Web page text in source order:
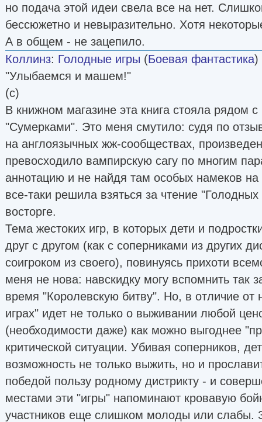
но подача этой идеи свела все на нет.
бессюжетно и невыразительно. Хотя
А в общем - не зацепило.
Коллинз: Голодные игры (Боевая фантастика)
"Улыбаемся и машем!"
(с)
В книжном магазине эта книга стояла рядом
"Сумерками". Это меня смутило: судя по
на англоязычных жж-сообществах,
превосходило вампирскую сагу по многим
аннотацию и не найдя там особых намеков
все-таки решила взяться за чтение
восторге.
Тема жестоких игр, в которых дети и
друг с другом (как с соперниками из других
соигроком из своего), повинуясь прихоти
меня не нова: навскидку могу вспомнить так
время "Королевскую битву". Но, в отличие от
играх" идет не только о выживании любой
(необходимости даже) как можно выгоднее
критической ситуации. Убивая соперников,
возможность не только выжить, но и
победой пользу родному дистрикту - и
местами эти "игры" напоминают кровавую
участников еще слишком молоды или слабы.